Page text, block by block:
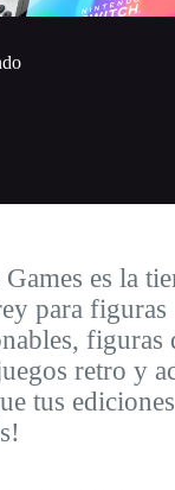
es la
para figuras
figuras
retro y
tus ediciones